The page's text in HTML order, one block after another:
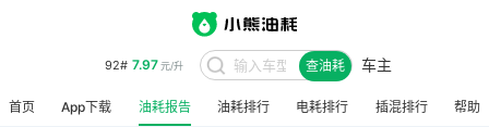
92# 7.97元/升 查油耗 车主
首页 App下载 油耗报告 油耗排行 电耗排行 插混排行 帮助